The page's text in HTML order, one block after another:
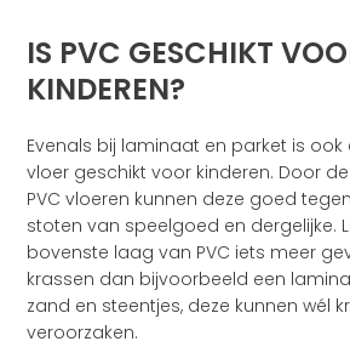
IS PVC GESCHIKT
KINDEREN?
Evenals bij laminaat en parket is ook
vloer geschikt voor kinderen. Door
PVC vloeren kunnen deze goed
stoten van speelgoed en dergelijke.
bovenste laag van PVC iets meer
krassen dan bijvoorbeeld een
zand en steentjes, deze kunnen wél
veroorzaken.